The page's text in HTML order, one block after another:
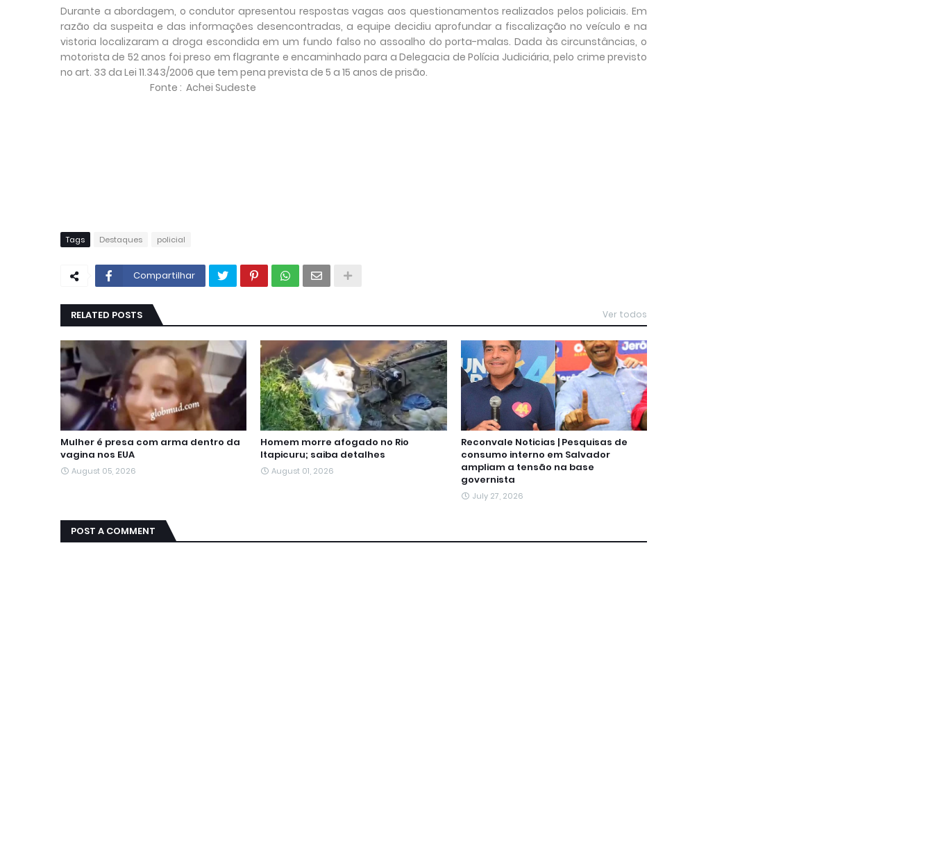
Durante a abordagem, o condutor apresentou respostas vagas aos questionamentos realizados pelos policiais. Em
razão da suspeita e das informações desencontradas, a equipe decidiu aprofundar a fiscalização no veículo e na
vistoria localizaram a droga escondida em um fundo falso no assoalho do porta-malas. Dada às circunstâncias, o
motorista de 52 anos foi preso em flagrante e encaminhado para a Delegacia de Polícia Judiciária, pelo crime previsto
no art. 33 da Lei 11.343/2006 que tem pena prevista de 5 a 15 anos de prisão.
Fonte : Achei Sudeste
Tags Destaques policial
Compartilhar
RELATED POSTS Ver todos
Mulher é presa com arma dentro da
vagina nos EUA
August 05, 2026
Homem morre afogado no Rio
Itapicuru; saiba detalhes
August 01, 2026
Reconvale Noticias | Pesquisas de
consumo interno em Salvador
ampliam a tensão na base
governista
July 27, 2026
POST A COMMENT